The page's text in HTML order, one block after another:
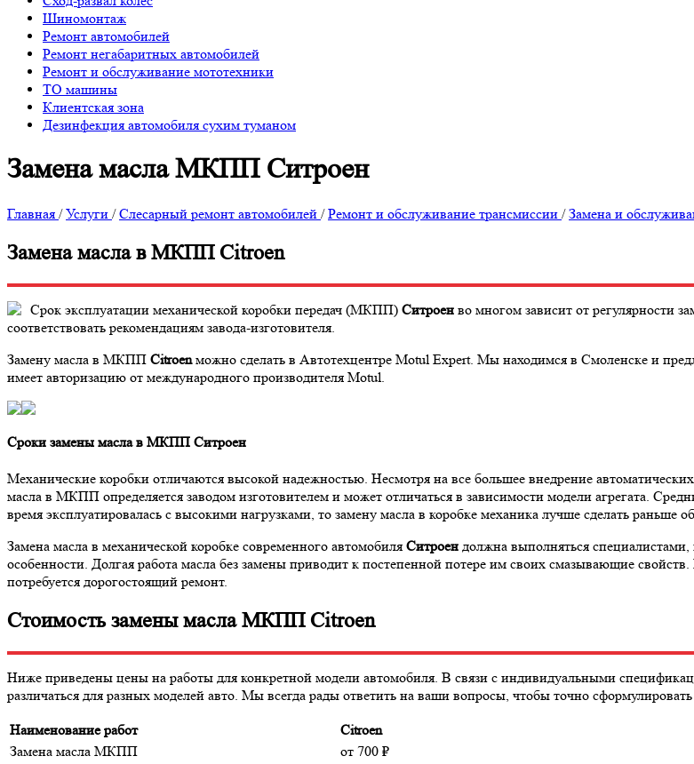
Шиномонтаж
Ремонт автомобилей
Ремонт негабаритных автомобилей
Ремонт и обслуживание мототехники
ТО машины
Клиентская зона
Дезинфекция автомобиля сухим туманом
Замена масла МКПП Ситроен
Главная /Услуги /Слесарный ремонт автомобилей /Ремонт и обслуживание трансмиссии /Замена и
Замена масла в МКПП Citroen
Срок эксплуатации механической коробки передач (МКПП) Ситроен во многом зависит от регулярности
соответствовать рекомендациям завода-изготовителя.
Замену масла в МКПП Citroenможно сделать в Автотехцентре Motul Expert. Мы находимся в Смоленске и
имеет авторизацию от международного производителя Motul.
Сроки замены масла в МКПП Ситроен
Механические коробки отличаются высокой надежностью. Несмотря на все большее внедрение
масла в МКПП определяется заводом изготовителем и может отличаться в зависимости модели агрегата.
время эксплуатировалась с высокими нагрузками, то замену масла в коробке механика лучше сделать раньше
Замена масла в механической коробке современного автомобиля Ситроен должна выполняться
особенности. Долгая работа масла без замены приводит к постепенной потере им своих смазывающие
потребуется дорогостоящий ремонт.
Стоимость замены масла МКПП Citroen
Ниже приведены цены на работы для конкретной модели автомобиля. В связи с индивидуальными
различаться для разных моделей авто. Мы всегда рады ответить на ваши вопросы, чтобы точно
Наименование работ
Citroen
Замена масла МКПП
от 700 ₽